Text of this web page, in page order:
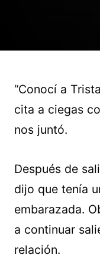
“Conocí a
cita a ciegas
nos juntó.
Después de
dijo que tenía
embarazada.
a continuar
relación.